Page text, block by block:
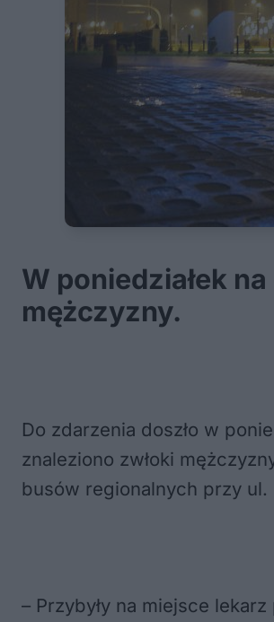
W poniedziałek
mężczyzny.
Do zdarzenia doszło w
znaleziono zwłoki
busów regionalnych przy ul.
– Przybyły na miejsce